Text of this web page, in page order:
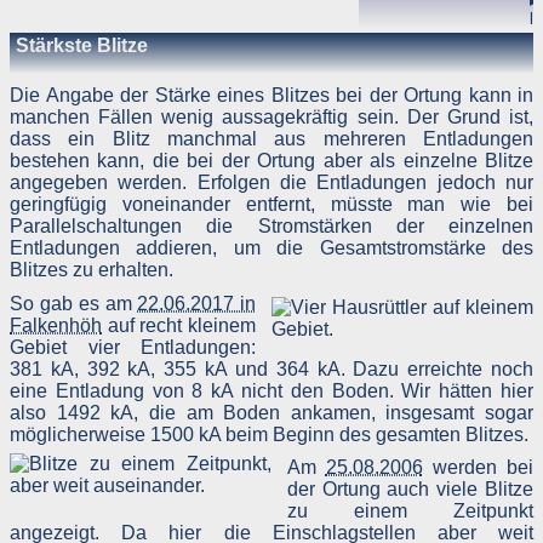
Quelle/Verweis, von welchem Sie auf die Seite gelangten
Verwendeter Browser
Verwendetes Betriebssystem
Verwendete IP-Adresse
Die Server-Logfiles werden für einige Zeit gespeichert und
anschließend gelöscht. Dies liegt in der Zuständigkeit des Providers
Strato AG, der Websitebetreiber nutzt diese Daten nicht. Strato
dazu:
DSGVO und Log-Daten: Welche Daten wir von Deinen Website-
Besuchern erheben und warum
Datenschutzinformation
Der Websitebetreiber zeichnet die o. g. Daten selbst auf und
zu erkennen, um z. B. Missbrauchsfälle aufklären zu können und
zur Qualitätssicherung um festzustellen, welche Seiten von wo wie
oft aufgerufen werden. Müssen Daten aus Beweisgründen
aufgehoben werden, sind sie solange von der Löschung
ausgenommen bis der Vorfall endgültig geklärt ist.
Reichweitenmessung & Cookies
Eine Reichweitenmessung in diesem Sinne erfolgt durch den
Websitebetreiber nicht, es werden nur die Aufrufzahlen der Website
und der Webseiten auf der Basis der Logfiles ohne direkte
Verbindung zu Besuchern ausgewertet.
☈
-10 kA 40,25 km
☈
-13 kA 40,26 km
☈
-16 kA 40,27 km
▸
☈
-8 kA 40,28 km
☈
-6 kA 40,54 km
☈
-28 kA 40,65 km
☈
-46 kA 40,65 km
☈
-27 kA 40,66 km
▸
Stärkste Blitze
Die Angabe der Stärke eines Blitzes bei der Ortung kann in
manchen Fällen wenig aussagekräftig sein. Der Grund ist,
dass ein Blitz manchmal aus mehreren Entladungen
bestehen kann, die bei der Ortung aber als einzelne Blitze
angegeben werden. Erfolgen die Entladungen jedoch nur
geringfügig voneinander entfernt, müsste man wie bei
Parallelschaltungen die Stromstärken der einzelnen
Entladungen addieren, um die Gesamtstromstärke des
Blitzes zu erhalten.
So gab es am 22.06.2017 in
Falkenhöh auf recht kleinem
Gebiet vier Entladungen:
381 kA, 392 kA, 355 kA und 364 kA. Dazu erreichte noch
eine Entladung von 8 kA nicht den Boden. Wir hätten hier
also 1492 kA, die am Boden ankamen, insgesamt sogar
möglicherweise 1500 kA beim Beginn des gesamten Blitzes.
Am 25.08.2006werden bei
der Ortung auch viele Blitze
zu einem Zeitpunkt
angezeigt. Da hier die Einschlagstellen aber weit